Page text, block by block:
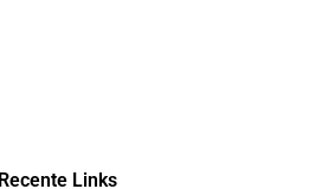
Recente Links